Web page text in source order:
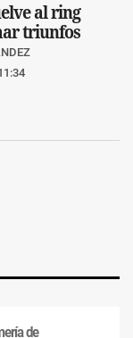
al ring
triunfos
de